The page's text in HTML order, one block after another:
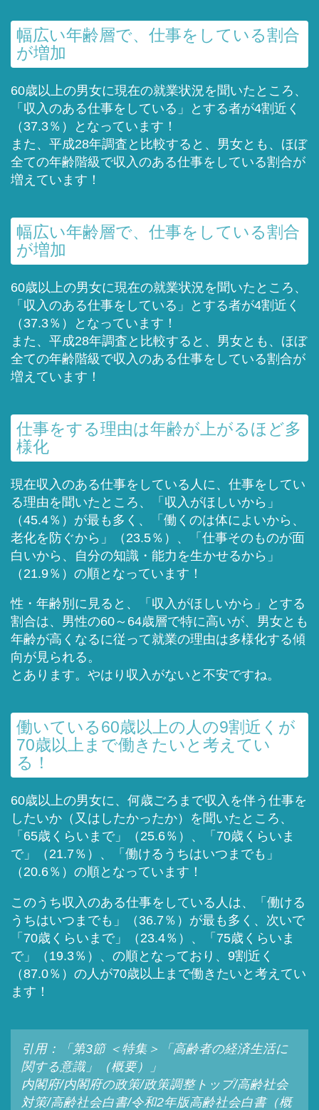
幅広い年齢層で、仕事をしている割合
が増加
60歳以上の男女に現在の就業状況を聞いたところ、
「収入のある仕事をしている」とする者が4割近く
（37.3％）となっています！
また、平成28年調査と比較すると、男女とも、ほぼ
全ての年齢階級で収入のある仕事をしている割合が
増えています！
幅広い年齢層で、仕事をしている割合
が増加
60歳以上の男女に現在の就業状況を聞いたところ、
「収入のある仕事をしている」とする者が4割近く
（37.3％）となっています！
また、平成28年調査と比較すると、男女とも、ほぼ
全ての年齢階級で収入のある仕事をしている割合が
増えています！
仕事をする理由は年齢が上がるほど多
様化
現在収入のある仕事をしている人に、仕事をしてい
る理由を聞いたところ、「収入がほしいから」
（45.4％）が最も多く、「働くのは体によいから、
老化を防ぐから」（23.5％）、「仕事そのものが面
白いから、自分の知識・能力を生かせるから」
（21.9％）の順となっています！
性・年齢別に見ると、「収入がほしいから」とする
割合は、男性の60～64歳層で特に高いが、男女とも
年齢が高くなるに従って就業の理由は多様化する傾
向が見られる。
とあります。やはり収入がないと不安ですね。
働いている60歳以上の人の9割近くが
70歳以上まで働きたいと考えてい
る！
60歳以上の男女に、何歳ごろまで収入を伴う仕事を
したいか（又はしたかったか）を聞いたところ、
「65歳くらいまで」（25.6％）、「70歳くらいま
で」（21.7％）、「働けるうちはいつまでも」
（20.6％）の順となっています！
このうち収入のある仕事をしている人は、「働ける
うちはいつまでも」（36.7％）が最も多く、次いで
「70歳くらいまで」（23.4％）、「75歳くらいま
で」（19.3％）、の順となっており、9割近く
（87.0％）の人が70歳以上まで働きたいと考えてい
ます！
引用：「第3節 ＜特集＞「高齢者の経済生活に
関する意識」（概要）」
内閣府/内閣府の政策/政策調整トップ/高齢社会
対策/高齢社会白書/令和2年版高齢社会白書（概